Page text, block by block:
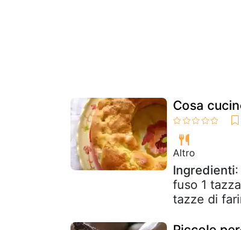
Cosa
Altro
Ingredienti
fuso 1
tazze di